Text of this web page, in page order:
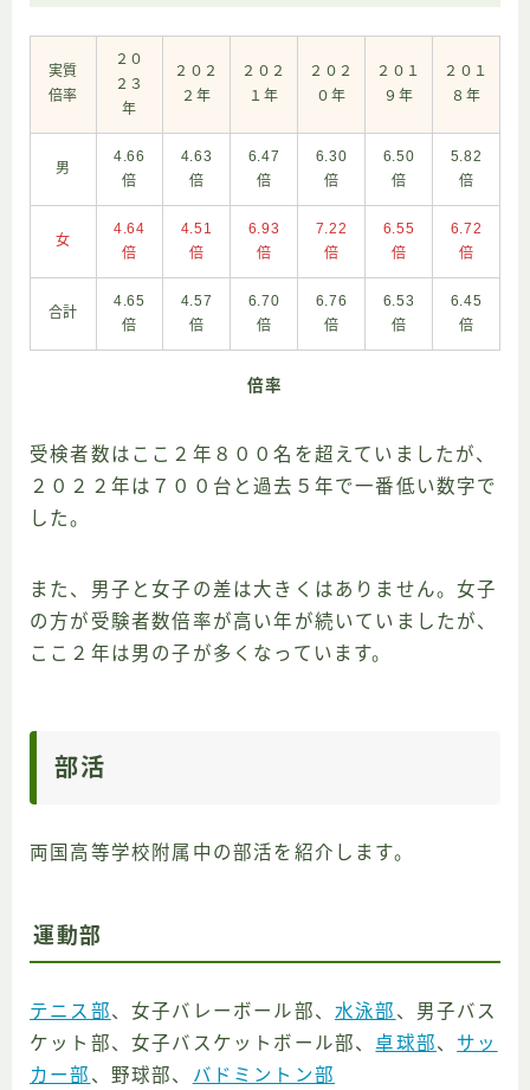
実質
倍率
２０
２３
年
２０２
２年
２０２
１年
２０２
０年
２０１
９年
２０１
８年
男
4.66
倍
4.63
倍
6.47
倍
6.30
倍
6.50
倍
5.82
倍
女
4.64
倍
4.51
倍
6.93
倍
7.22
倍
6.55
倍
6.72
倍
合計
4.65
倍
4.57
倍
6.70
倍
6.76
倍
6.53
倍
6.45
倍
倍率
受検者数はここ２年８００名を超えていましたが、
２０２２年は７００台と過去５年で一番低い数字で
した。
また、男子と女子の差は大きくはありません。女子
の方が受験者数倍率が高い年が続いていましたが、
ここ２年は男の子が多くなっています。
部活
両国高等学校附属中の部活を紹介します。
運動部
テニス部、女子バレーボール部、水泳部 、男子バス
ケット部、女子バスケットボール部、卓球部、 サッ
カー部 、野球部、 バドミントン部